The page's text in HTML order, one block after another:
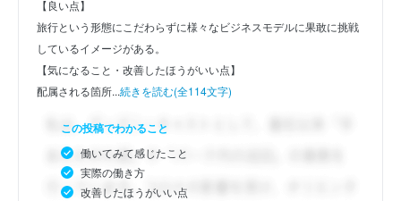
【良い点】
旅行という形態にこだわらずに様々なビジネスモデルに果敢に挑戦
しているイメージがある。
【気になること・改善したほうがいい点】
配属される箇所...続きを読む(全114文字)
この投稿でわかること
働いてみて感じたこと
実際の働き方
改善したほうがいい点